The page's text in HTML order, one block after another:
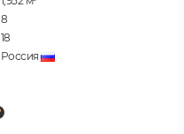
8
18
Россия